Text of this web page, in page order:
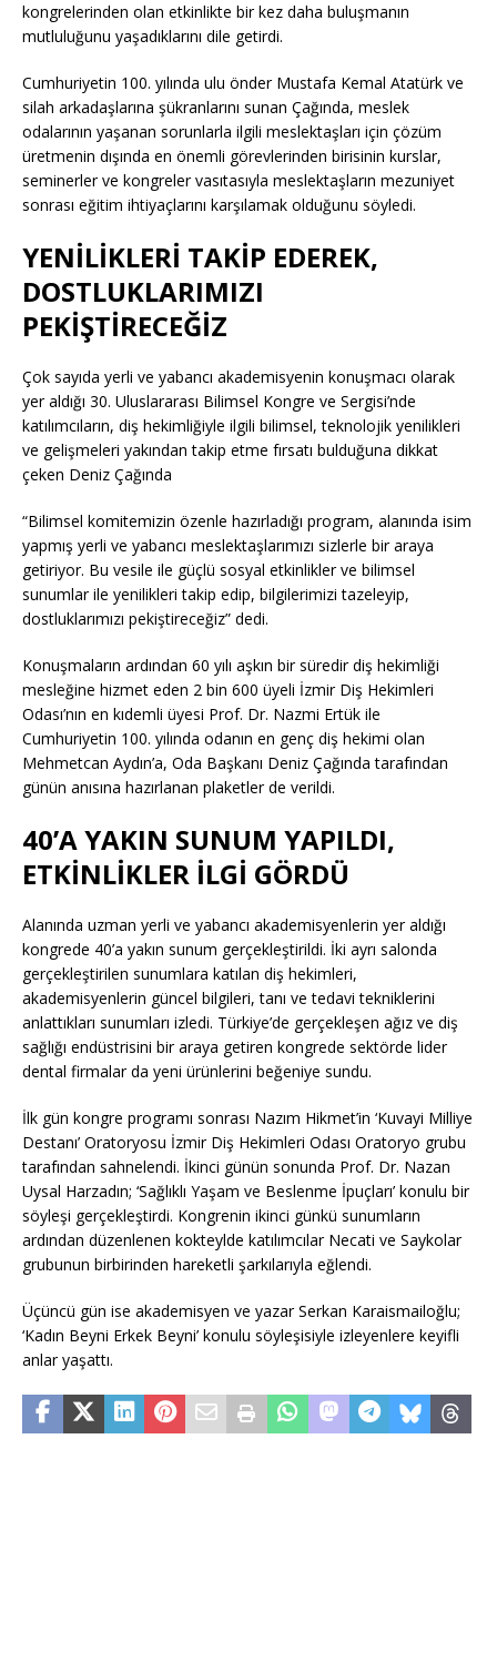
kongrelerinden olan etkinlikte bir kez daha buluşmanın
mutluluğunu yaşadıklarını dile getirdi.
Cumhuriyetin 100. yılında ulu önder Mustafa Kemal Atatürk ve
silah arkadaşlarına şükranlarını sunan Çağında, meslek
odalarının yaşanan sorunlarla ilgili meslektaşları için çözüm
üretmenin dışında en önemli görevlerinden birisinin kurslar,
seminerler ve kongreler vasıtasıyla meslektaşların mezuniyet
sonrası eğitim ihtiyaçlarını karşılamak olduğunu söyledi.
YENİLİKLERİ TAKİP EDEREK,
DOSTLUKLARIMIZI
PEKİŞTİRECEĞİZ
Çok sayıda yerli ve yabancı akademisyenin konuşmacı olarak
yer aldığı 30. Uluslararası Bilimsel Kongre ve Sergisi’nde
katılımcıların, diş hekimliğiyle ilgili bilimsel, teknolojik yenilikleri
ve gelişmeleri yakından takip etme fırsatı bulduğuna dikkat
çeken Deniz Çağında
“Bilimsel komitemizin özenle hazırladığı program, alanında isim
yapmış yerli ve yabancı meslektaşlarımızı sizlerle bir araya
getiriyor. Bu vesile ile güçlü sosyal etkinlikler ve bilimsel
sunumlar ile yenilikleri takip edip, bilgilerimizi tazeleyip,
dostluklarımızı pekiştireceğiz” dedi.
Konuşmaların ardından 60 yılı aşkın bir süredir diş hekimliği
mesleğine hizmet eden 2 bin 600 üyeli İzmir Diş Hekimleri
Odası’nın en kıdemli üyesi Prof. Dr. Nazmi Ertük ile
Cumhuriyetin 100. yılında odanın en genç diş hekimi olan
Mehmetcan Aydın’a, Oda Başkanı Deniz Çağında tarafından
günün anısına hazırlanan plaketler de verildi.
40’A YAKIN SUNUM YAPILDI,
ETKİNLİKLER İLGİ GÖRDÜ
Alanında uzman yerli ve yabancı akademisyenlerin yer aldığı
kongrede 40’a yakın sunum gerçekleştirildi. İki ayrı salonda
gerçekleştirilen sunumlara katılan diş hekimleri,
akademisyenlerin güncel bilgileri, tanı ve tedavi tekniklerini
anlattıkları sunumları izledi. Türkiye’de gerçekleşen ağız ve diş
sağlığı endüstrisini bir araya getiren kongrede sektörde lider
dental firmalar da yeni ürünlerini beğeniye sundu.
İlk gün kongre programı sonrası Nazım Hikmet’in ‘Kuvayi Milliye
Destanı’ Oratoryosu İzmir Diş Hekimleri Odası Oratoryo grubu
tarafından sahnelendi. İkinci günün sonunda Prof. Dr. Nazan
Uysal Harzadın; ‘Sağlıklı Yaşam ve Beslenme İpuçları’ konulu bir
söyleşi gerçekleştirdi. Kongrenin ikinci günkü sunumların
ardından düzenlenen kokteylde katılımcılar Necati ve Saykolar
grubunun birbirinden hareketli şarkılarıyla eğlendi.
Üçüncü gün ise akademisyen ve yazar Serkan Karaismailoğlu;
‘Kadın Beyni Erkek Beyni’ konulu söyleşisiyle izleyenlere keyifli
anlar yaşattı.